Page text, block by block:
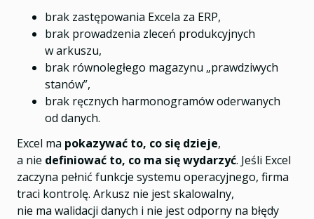
brak zastępowania Excela za ERP,
brak prowadzenia zleceń produkcyjnych
w arkuszu,
brak równoległego magazynu „prawdziwych
stanów”,
brak ręcznych harmonogramów oderwanych
od danych.
Excel ma pokazywać to, co się dzieje,
a nie definiować to, co ma się wydarzyć. Jeśli Excel
zaczyna pełnić funkcje systemu operacyjnego, firma
traci kontrolę. Arkusz nie jest skalowalny,
nie ma walidacji danych i nie jest odporny na błędy